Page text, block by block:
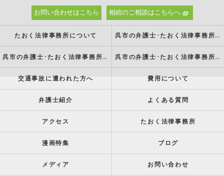
お問い合わせはこちら 相続のご相談はこちらへ
たおく法律事務所について 呉市の弁護士･たおく法律事務所の強み
呉市の弁護士･たおく法律事務所の特徴 呉市の弁護士･たおく法律事務所の方針
交通事故に遭われた方へ 費用について
弁護士紹介 よくある質問
アクセス たおく法律事務所
漫画特集 ブログ
メディア お問い合わせ